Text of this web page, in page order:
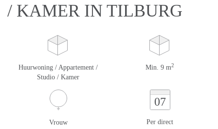
/ KAMER IN TILBURG
Huurwoning / Appartement /
Studio / Kamer
Min. 9 m2
Vrouw
07
Per direct